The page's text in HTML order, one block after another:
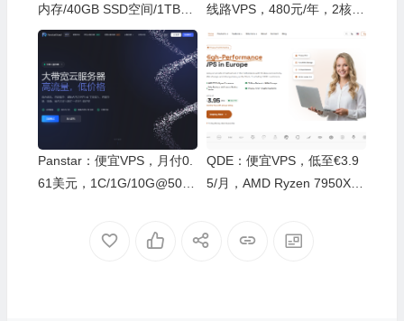
内存/40GB SSD空间/1TB流
量/450Mbps端口/KVM/日本
东京/BGP+SoftBank+KDDI
线路VPS，480元/年，2核/4
G内存/40G SSD/35Mbps@
250G月流量
Panstar：便宜VPS，月付0.
61美元，1C/1G/10G@500
QDE：便宜VPS，低至€3.9
5/月，AMD Ryzen 7950X+1